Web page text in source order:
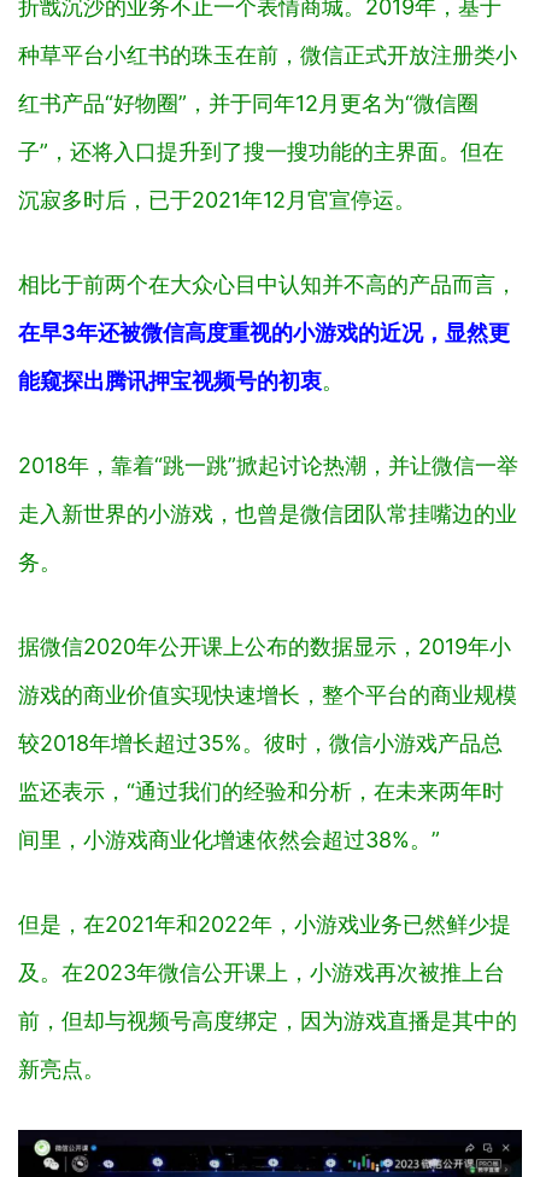
种草平台小红书的珠玉在前，微信正式开放注册类小
红书产品“好物圈”，并于同年12月更名为“微信圈
子”，还将入口提升到了搜一搜功能的主界面。但在
沉寂多时后，已于2021年12月官宣停运。
在早3年还被微信高度重视的小游戏的近况，显然更
能窥探出腾讯押宝视频号的初衷。
走入新世界的小游戏，也曾是微信团队常挂嘴边的业
务。
游戏的商业价值实现快速增长，整个平台的商业规模
较2018年增长超过35%。彼时，微信小游戏产品总
监还表示，“通过我们的经验和分析，在未来两年时
间里，小游戏商业化增速依然会超过38%。”
及。在2023年微信公开课上，小游戏再次被推上台
前，但却与视频号高度绑定，因为游戏直播是其中的
新亮点。